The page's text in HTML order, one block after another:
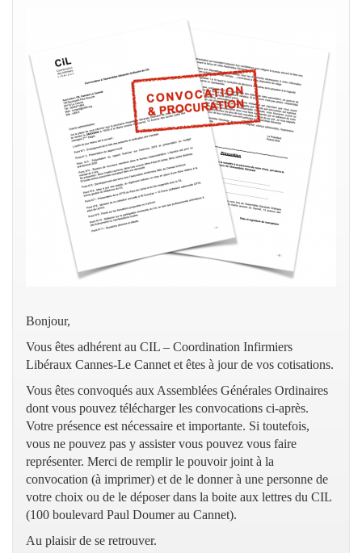
Bonjour,
Vous êtes adhérent au CIL – Coordination Infirmiers
Libéraux Cannes-Le Cannet et êtes à jour de vos cotisations.
Vous êtes convoqués aux Assemblées Générales Ordinaires
dont vous pouvez télécharger les convocations ci-après.
Votre présence est nécessaire et importante. Si toutefois,
vous ne pouvez pas y assister vous pouvez vous faire
représenter. Merci de remplir le pouvoir joint à la
convocation (à imprimer) et de le donner à une personne de
votre choix ou de le déposer dans la boite aux lettres du CIL
(100 boulevard Paul Doumer au Cannet).
Au plaisir de se retrouver.